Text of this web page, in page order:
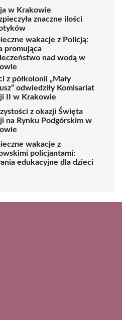
w Krakowie
znaczne ilości
wakacje z Policją:
promująca
nad wodą w
z półkolonii „Mały
odwiedziły Komisariat
II w Krakowie
z okazji Święta
na Rynku Podgórskim w
wakacje z
policjantami:
edukacyjne dla dzieci